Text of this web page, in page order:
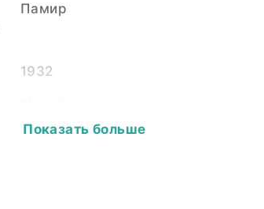
Памир
1932
Петра Великого (Кунсткамера) РАН
Показать больше